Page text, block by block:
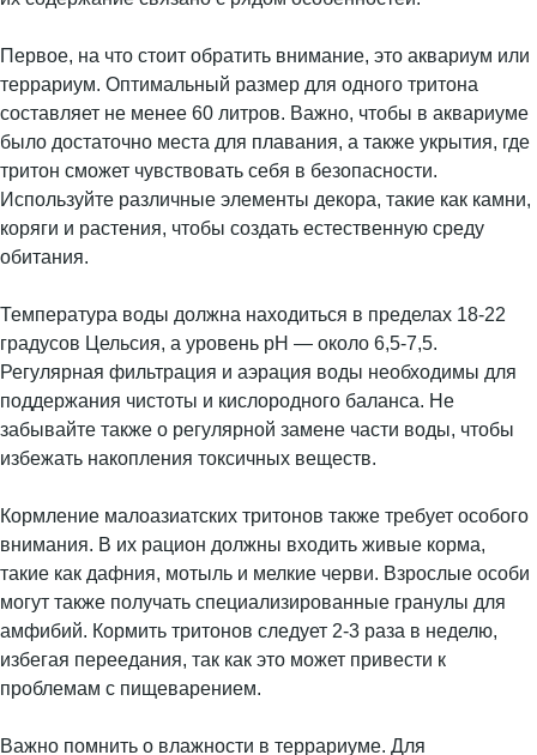
Первое, на что стоит обратить внимание, это аквариум или
террариум. Оптимальный размер для одного тритона
составляет не менее 60 литров. Важно, чтобы в аквариуме
было достаточно места для плавания, а также укрытия, где
тритон сможет чувствовать себя в безопасности.
Используйте различные элементы декора, такие как камни,
коряги и растения, чтобы создать естественную среду
обитания.
Температура воды должна находиться в пределах 18-22
градусов Цельсия, а уровень pH — около 6,5-7,5.
Регулярная фильтрация и аэрация воды необходимы для
поддержания чистоты и кислородного баланса. Не
забывайте также о регулярной замене части воды, чтобы
избежать накопления токсичных веществ.
Кормление малоазиатских тритонов также требует особого
внимания. В их рацион должны входить живые корма,
такие как дафния, мотыль и мелкие черви. Взрослые особи
могут также получать специализированные гранулы для
амфибий. Кормить тритонов следует 2-3 раза в неделю,
избегая переедания, так как это может привести к
проблемам с пищеварением.
Важно помнить о влажности в террариуме. Для